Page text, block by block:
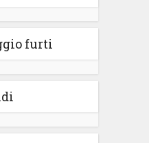
furti